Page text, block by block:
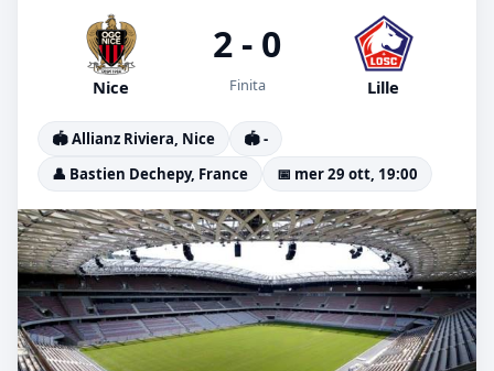
Nice
2 - 0
Finita Lille
🏟️ Allianz Riviera, Nice
🏟️ -
👤 Bastien Dechepy, France
📅 mer 29 ott, 19:00